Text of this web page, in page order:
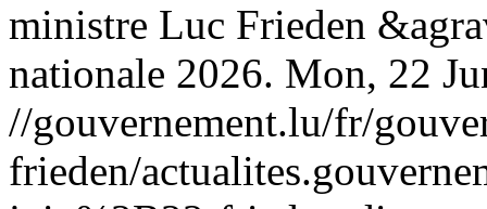
ministre Luc Frieden
nationale 2026. Mon, 22
//gouvernement.lu/fr/
frieden/